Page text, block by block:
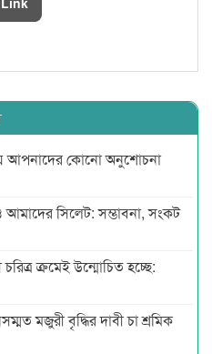
আপনাদের কোনো অনুশোচনা
সিলেট: সম্ভাবনা, সংকট
ক্রমেই উন্মোচিত হচ্ছে:
মজুরী বৃদ্ধির দাবী চা শ্রমিক